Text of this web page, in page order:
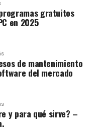
gratuitos
en 2025
de mantenimiento
del mercado
y para qué sirve? –